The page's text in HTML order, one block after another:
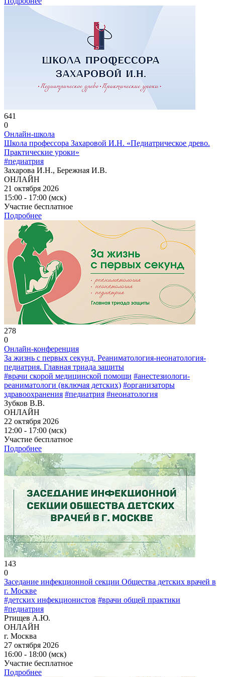
641
0
Онлайн-школа
Школа профессора Захаровой И.Н. «Педиатрическое древо.
Практические уроки»
#педиатрия
Захарова И.Н., Бережная И.В.
ОНЛАЙН
21 октября 2026
15:00 - 17:00 (мск)
Участие бесплатное
Подробнее
278
0
Онлайн-конференция
За жизнь с первых секунд. Реаниматология-неонатология-
педиатрия. Главная триада защиты
#врачи скорой медицинской помощи #анестезиологи-
реаниматологи (включая детских) #организаторы
здравоохранения #педиатрия #неонатология
Зубков В.В.
ОНЛАЙН
22 октября 2026
12:00 - 17:00 (мск)
Участие бесплатное
Подробнее
143
0
Заседание инфекционной секции Общества детских врачей в
г. Москве
#детских инфекционистов #врачи общей практики
#педиатрия
Ртищев А.Ю.
ОНЛАЙН
г. Москва
27 октября 2026
16:00 - 18:00 (мск)
Участие бесплатное
Подробнее